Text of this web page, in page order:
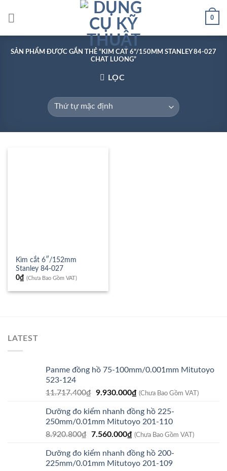
0
SẢN PHẨM ĐƯỢC GẮN THẺ “KIM CAT 6"/150MM STANLEY 84-027
CHAT LUONG”
LỌC
Kìm cắt 6″/152mm
Stanley 84-027
0₫ (Chưa Bao Gồm VAT)
LATEST
Panme đồng hồ 75-100mm/0.001mm Mitutoyo
523-124
11.717.400₫ Giá
là:
11.717.400₫.
9.930.000₫Giá
tại
là:
9.930.000₫.
(Chưa Bao Gồm VAT)
Dưỡng đo kiểm nhanh đồng hồ 225-
250mm/0.01mm Mitutoyo 201-110
8.920.800₫ Giá
là:
8.920.800₫.
7.560.000₫Giá
tại
là:
(Chưa Bao Gồm VAT)
Dưỡng đo kiểm nhanh đồng hồ 200-
225mm/0.01mm Mitutoyo 201-109